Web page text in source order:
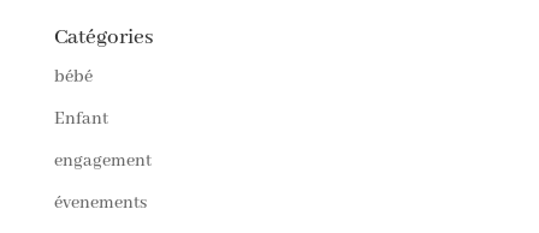
Catégories
bébé
Enfant
engagement
évenements